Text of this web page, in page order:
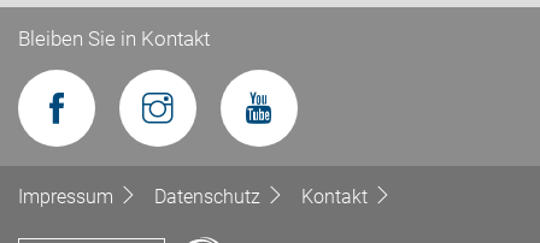
Bleiben Sie in Kontakt
Impressum Datenschutz Kontakt